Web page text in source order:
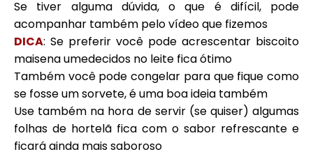
Se tiver alguma dúvida, o que é difícil, pode
acompanhar também pelo vídeo que fizemos
DICA: Se preferir você pode acrescentar biscoito
maisena umedecidos no leite fica ótimo
Também você pode congelar para que fique como
se fosse um sorvete, é uma boa ideia também
Use também na hora de servir (se quiser) algumas
folhas de hortelã fica com o sabor refrescante e
ficará ainda mais saboroso